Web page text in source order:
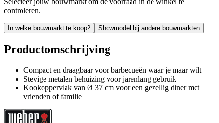
controleren.
In welke bouwmarkt te koop? Showmodel bij andere bouwmarkten
Productomschrijving
Compact en draagbaar voor barbecueën waar je maar wilt
Stevige metalen behuizing voor jarenlang gebruik
Kookoppervlak van Ø 37 cm voor een gezellig diner met
vrienden of familie